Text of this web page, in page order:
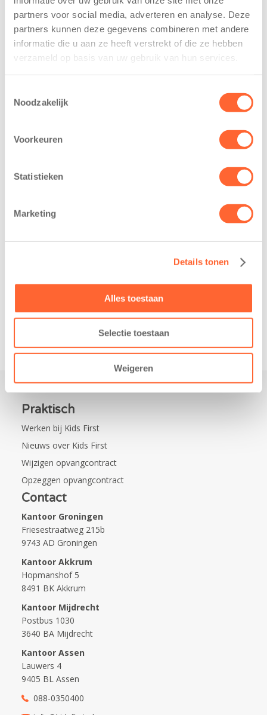
partners voor social media, adverteren en analyse. Deze
partners kunnen deze gegevens combineren met andere
informatie die u aan ze heeft verstrekt of die ze hebben
verzameld op basis van uw gebruik van hun services.
Noodzakelijk
Voorkeuren
Statistieken
Marketing
Details tonen
Alles toestaan
Selectie toestaan
Weigeren
Kinderen BSO
De
Westerburcht
voor Kids First
7 augustus 2026
2026 – Kinderen
Westerburcht in
voor de Kids First
Kids First
tekent
koopcontract
kindcentrum in
belangrijke stap
kindcentrum in
Leeuwarden Zuid.
Na…
Praktisch
Werken bij Kids First
Nieuws over Kids First
Wijzigen opvangcontract
Opzeggen opvangcontract
Contact
Kantoor Groningen
Friesestraatweg 215b
9743 AD Groningen
Kantoor Akkrum
Hopmanshof 5
8491 BK Akkrum
Kantoor Mijdrecht
Postbus 1030
3640 BA Mijdrecht
Kantoor Assen
Lauwers 4
9405 BL Assen
088-0350400